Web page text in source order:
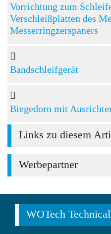
Vorrichtung zum
Verschleißplatten des
Messerringzerspaners
Bandschleifgerät
Biegedorn mit
Links zu diesem
Werbepartner
WOTech